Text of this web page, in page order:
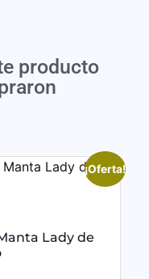
producto
¡Oferta!
Lady de